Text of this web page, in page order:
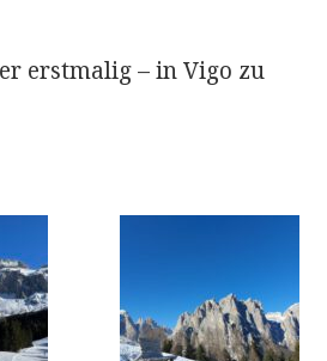
erstmalig – in Vigo zu